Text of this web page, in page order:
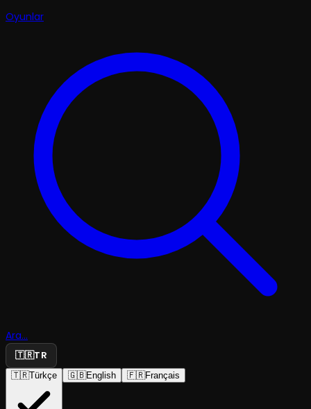
Oyunlar
Ara...
🇹🇷TR
🇹🇷Türkçe 🇬🇧English 🇫🇷Français